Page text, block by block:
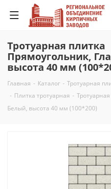
Тротуарная плитка
Прямоугольник,
высота 40 мм
Главная - Каталог - Тротуарная
- Плитка тротуарная -
Белый, высота 40 мм (100*200)